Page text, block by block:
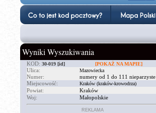
Wyniki Wyszukiwania
KOD: 30-019 [id] [POKAŻ NA MAPIE]
Ulica: Mazowiecka
Numer:
numery od 1 do 111 nieparzyste
Miejscowość:
Kraków (kraków-krowodrza)
Powiat:
Kraków
Woj:
Małopolskie
REKLAMA